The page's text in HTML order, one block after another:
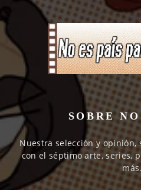
SOBRE
Nuestra selección y
con el séptimo arte, series,